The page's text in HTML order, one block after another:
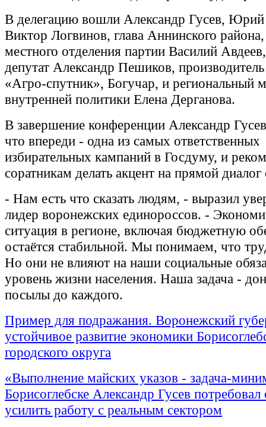
В делегацию вошли Александр Гусев,
Виктор Логвинов, глава Аннинского района,
местного отделения партии Василий
депутат Александр Пешиков,
«Агро-спутник», Богучар, и региональный
внутренней политики Елена Дерганова.
В завершение конференции Александр
что впереди - одна из самых ответственных
избирательных кампаний в Госдуму, и
соратникам делать акцент на прямой
- Нам есть что сказать людям, - выразил
лидер воронежских единороссов. -
ситуация в регионе, включая бюджетную
остаётся стабильной. Мы понимаем, что
Но они не влияют на наши социальные
уровень жизни населения. Наша задача -
посылы до каждого.
Пример для подражания. Воронежский
устойчивое развитие экономики
городского округа
«Выполнение майских указов - задача-
Борисоглебске Александр Гусев
усилить работу с реальным сектором